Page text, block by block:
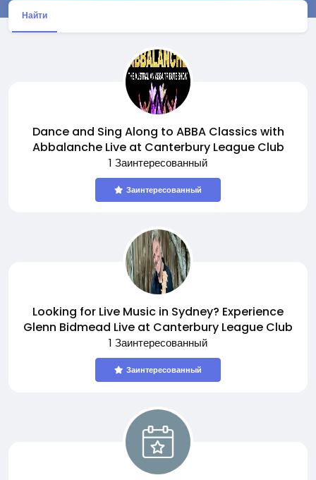
Найти
Dance and Sing Along to ABBA Classics with
Abbalanche Live at Canterbury League Club
1 Заинтересованный
Заинтересованный
Looking for Live Music in Sydney? Experience
Glenn Bidmead Live at Canterbury League Club
1 Заинтересованный
Заинтересованный